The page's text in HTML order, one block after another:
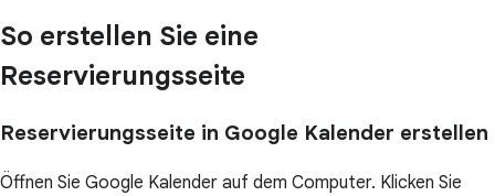
So erstellen Sie eine
Reservierungsseite
Reservierungsseite in Google Kalender erstellen
Öffnen Sie Google Kalender auf dem Computer. Klicken Sie